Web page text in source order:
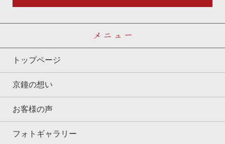
トップページ
京鐘の想い
お客様の声
フォトギャラリー